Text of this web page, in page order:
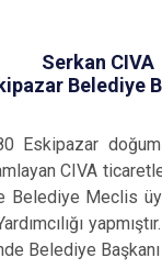
Serkan CIVA
Belediye
Eskipazar
CIVA
Belediye Meclis
Belediye